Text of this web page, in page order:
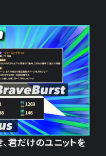
君だけのユニットを